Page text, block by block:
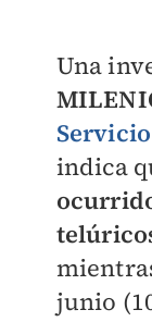
Una
indica
junio